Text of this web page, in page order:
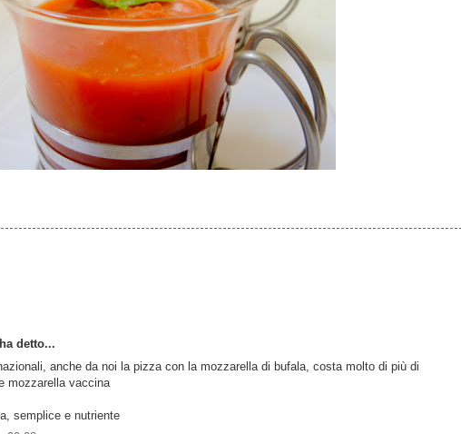
detto...
anche da noi la pizza con la mozzarella di bufala, costa molto di più di
mozzarella vaccina
semplice e nutriente